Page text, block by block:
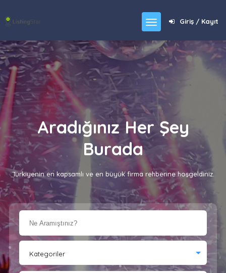
Giriş / Kayıt
Aradığınız Her Şey
Burada
Türkiyenin en kapsamlı ve en büyük firma rehberine hoşgeldiniz.
Kategoriler